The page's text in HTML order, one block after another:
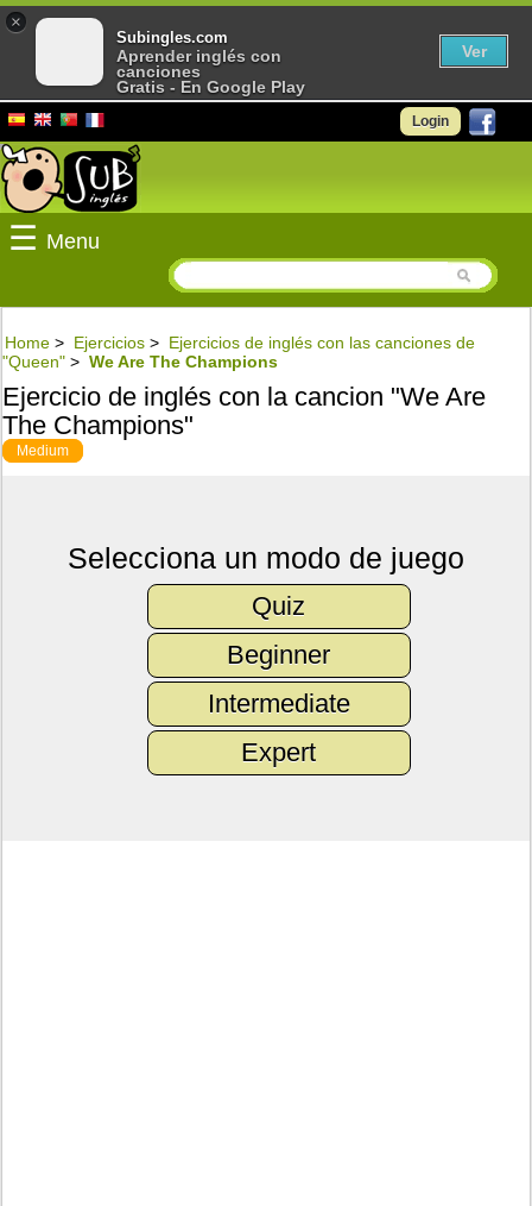
Login
☰ Menu
Home > Ejercicios > Ejercicios de inglés con las canciones de
"Queen" > We Are The Champions
Ejercicio de inglés con la cancion "We Are
The Champions"
Medium
Selecciona un modo de juego
Quiz
Beginner
Intermediate
Expert
×
Subingles.com
Aprender inglés con
canciones
Gratis - En Google Play
Ver